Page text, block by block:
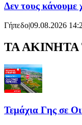
Δεν τους κάνουμε
Γήπεδο|09.08.2026
ΤΑ
Τεμάχια Γης σε